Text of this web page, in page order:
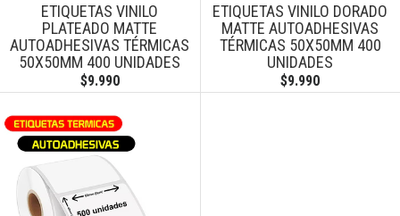
ETIQUETAS VINILO
PLATEADO MATTE
AUTOADHESIVAS TÉRMICAS
50X50MM 400 UNIDADES
$9.990
ETIQUETAS VINILO DORADO
MATTE AUTOADHESIVAS
TÉRMICAS 50X50MM 400
UNIDADES
$9.990